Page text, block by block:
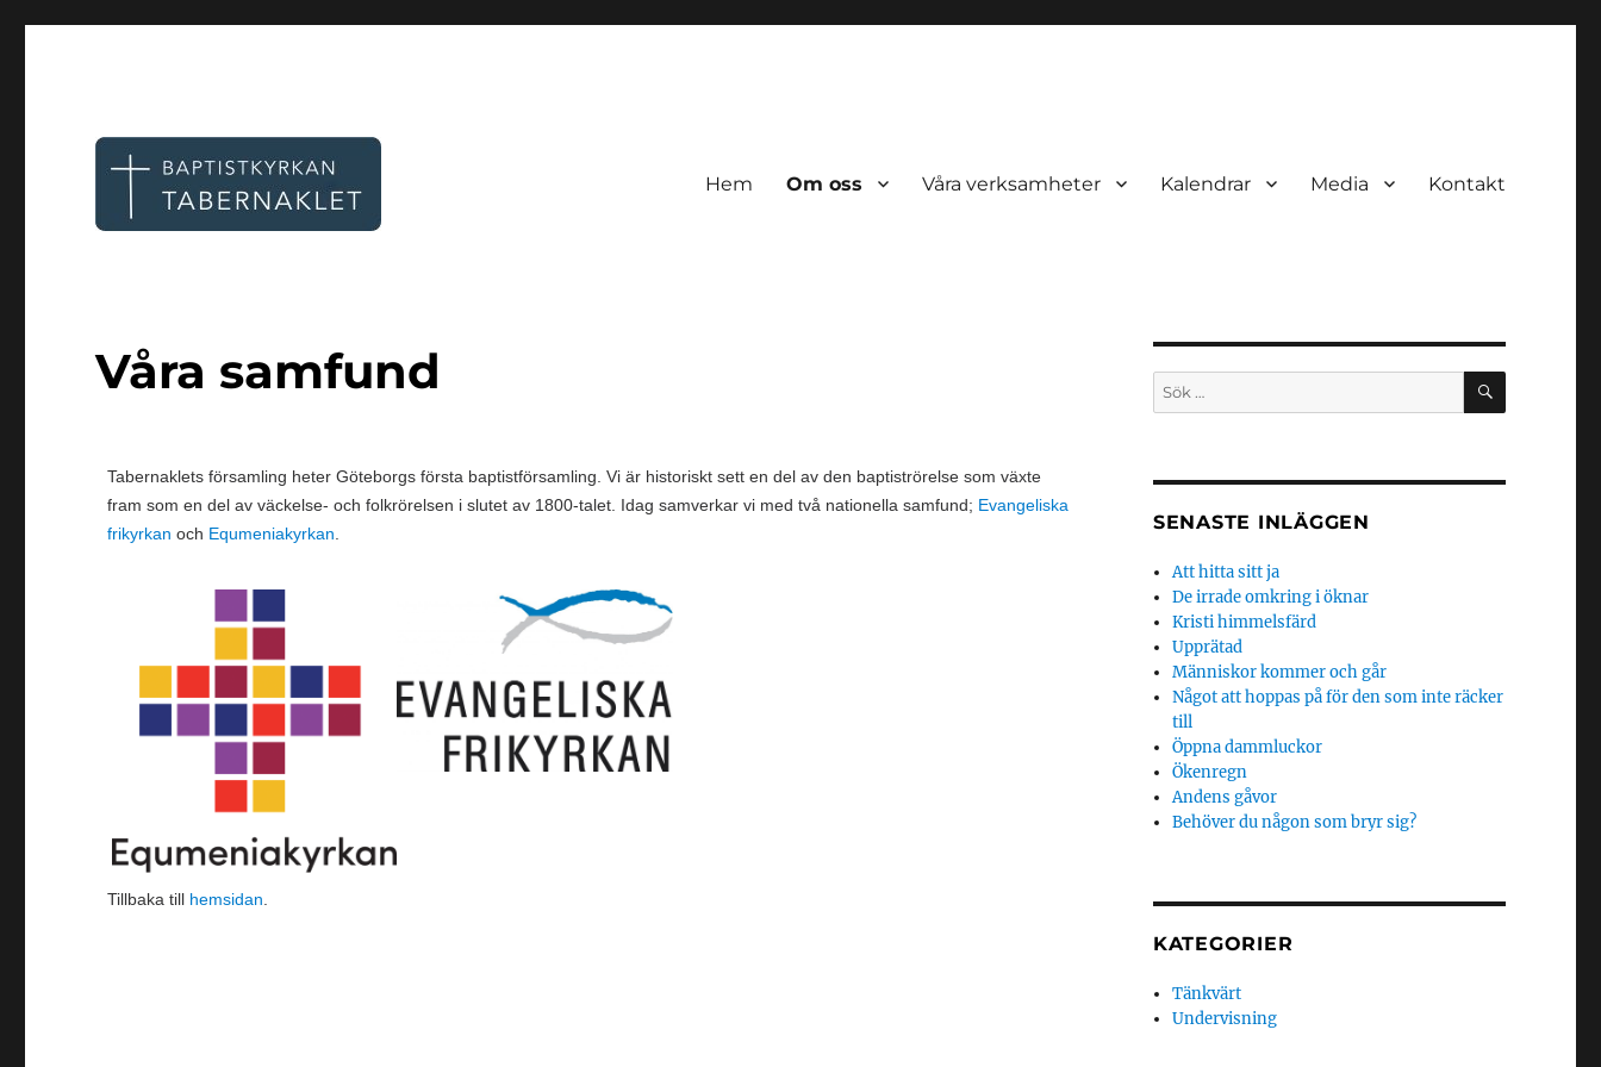
Hem Om oss Våra verksamheter Kalendrar Media Kontakt
Våra samfund
Tabernaklets församling heter Göteborgs första baptistförsamling. Vi är historiskt sett en del av den baptiströrelse som växte
fram som en del av väckelse- och folkrörelsen i slutet av 1800-talet. Idag samverkar vi med två nationella samfund; Evangeliska
frikyrkan och Equmeniakyrkan
Tillbaka till hemsidan
SENASTE INLÄGGEN
Att hitta sitt ja
De irrade omkring i öknar
Kristi himmelsfärd
Upprätad
Människor kommer och går
Något att hoppas på för den som inte räcker
till
Öppna dammluckor
Ökenregn
Andens gåvor
Behöver du någon som bryr sig?
KATEGORIER
Tänkvärt
Undervisning